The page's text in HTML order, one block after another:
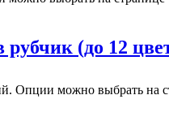
(до 12
Опции можно выбрать на